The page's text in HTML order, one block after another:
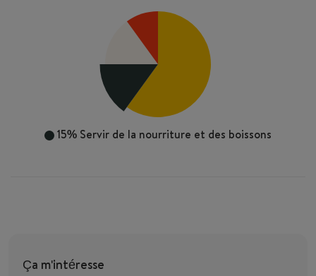
15% Servir de la nourriture et des boissons
15%Travail au bar/comptoir
Ça m'intéresse